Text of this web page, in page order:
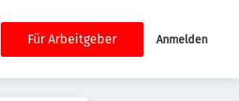
Für Arbeitgeber Anmelden